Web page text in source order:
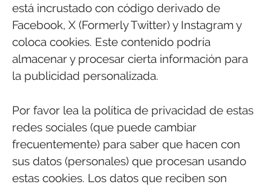
está incrustado con código derivado de
Facebook, X (Formerly Twitter) y Instagram y
coloca cookies. Este contenido podría
almacenar y procesar cierta información para
la publicidad personalizada.
Por favor lea la política de privacidad de estas
redes sociales (que puede cambiar
frecuentemente) para saber que hacen con
sus datos (personales) que procesan usando
estas cookies. Los datos que reciben son